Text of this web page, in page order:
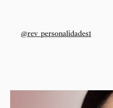
@rev_personalidades1